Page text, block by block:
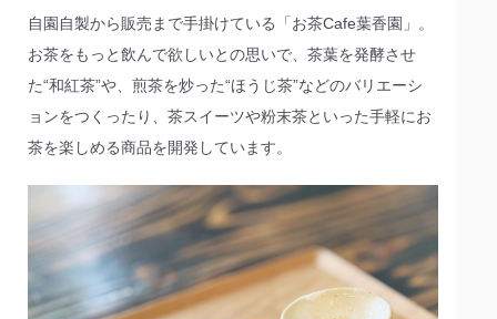
自園自製から販売まで手掛けている「お茶Cafe葉香園」。
お茶をもっと飲んで欲しいとの思いで、茶葉を発酵させ
た“和紅茶”や、煎茶を炒った“ほうじ茶”などのバリエーシ
ョンをつくったり、茶スイーツや粉末茶といった手軽にお
茶を楽しめる商品を開発しています。